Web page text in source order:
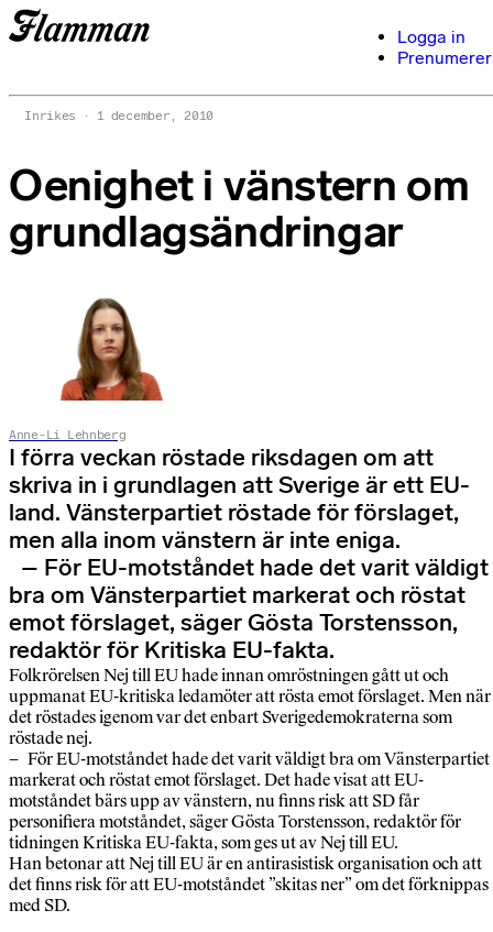
Logga in
Inrikes 1 december, 2010
Oenighet i vänstern om
grundlagsändringar
Anne-Li Lehnberg
I förra veckan röstade riksdagen om att
skriva in i grundlagen att Sverige är ett EU-
land. Vänsterpartiet röstade för förslaget,
men alla inom vänstern är inte eniga.
– För EU-motståndet hade det varit väldigt
bra om Vänsterpartiet markerat och röstat
emot förslaget, säger Gösta Torstensson,
redaktör för Kritiska EU-fakta.
Folkrörelsen Nej till EU hade innan omröstningen gått ut och
uppmanat EU-kritiska ledamöter att rösta emot förslaget. Men när
det röstades igenom var det enbart Sverigedemokraterna som
röstade nej.
– För EU-motståndet hade det varit väldigt bra om Vänsterpartiet
markerat och röstat emot förslaget. Det hade visat att EU-
motståndet bärs upp av vänstern, nu finns risk att SD får
personifiera motståndet, säger Gösta Torstensson, redaktör för
tidningen Kritiska EU-fakta, som ges ut av Nej till EU.
Han betonar att Nej till EU är en antirasistisk organisation och att
det finns risk för att EU-motståndet ”skitas ner” om det förknippas
med SD.